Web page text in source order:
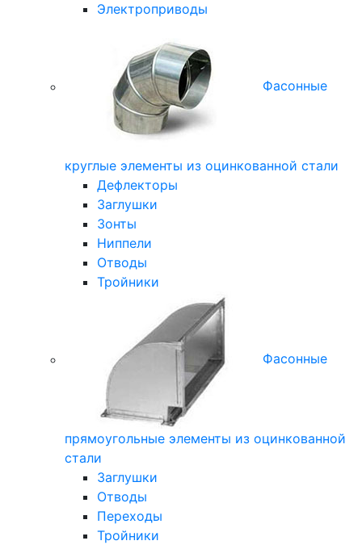
Электроприводы
Фасонные
круглые элементы из оцинкованной стали
Дефлекторы
Заглушки
Зонты
Ниппели
Отводы
Тройники
Фасонные
прямоугольные элементы из оцинкованной
стали
Заглушки
Отводы
Переходы
Тройники